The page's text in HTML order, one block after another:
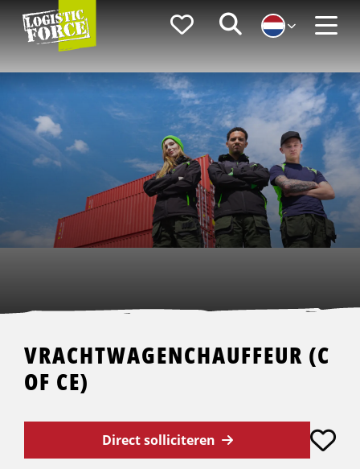
Logistic
Force
FavorietenZoeken
VRACHTWAGENCHAUFFEUR (C
OF CE)
Direct solliciteren